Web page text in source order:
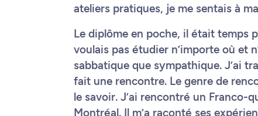
ateliers pratiques, je me sentais à
Le diplôme en poche, il était temps
voulais pas étudier n’importe où et
sabbatique que sympathique. J’ai
fait une rencontre. Le genre de
le savoir. J’ai rencontré un Franco-
Montréal. Il m’a raconté ses